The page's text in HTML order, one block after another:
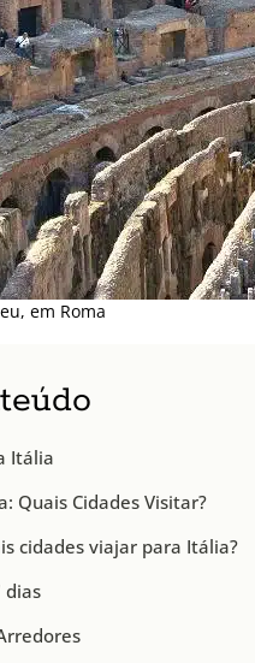
em Roma
Itália
Quais Cidades Visitar?
cidades viajar para Itália?
dias